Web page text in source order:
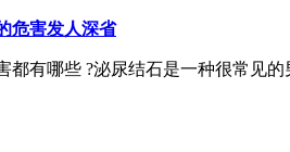
危害发人深省
都有哪些 ?泌尿结石是一种很常见